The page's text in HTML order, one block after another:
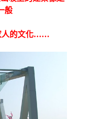
般
人的文化……